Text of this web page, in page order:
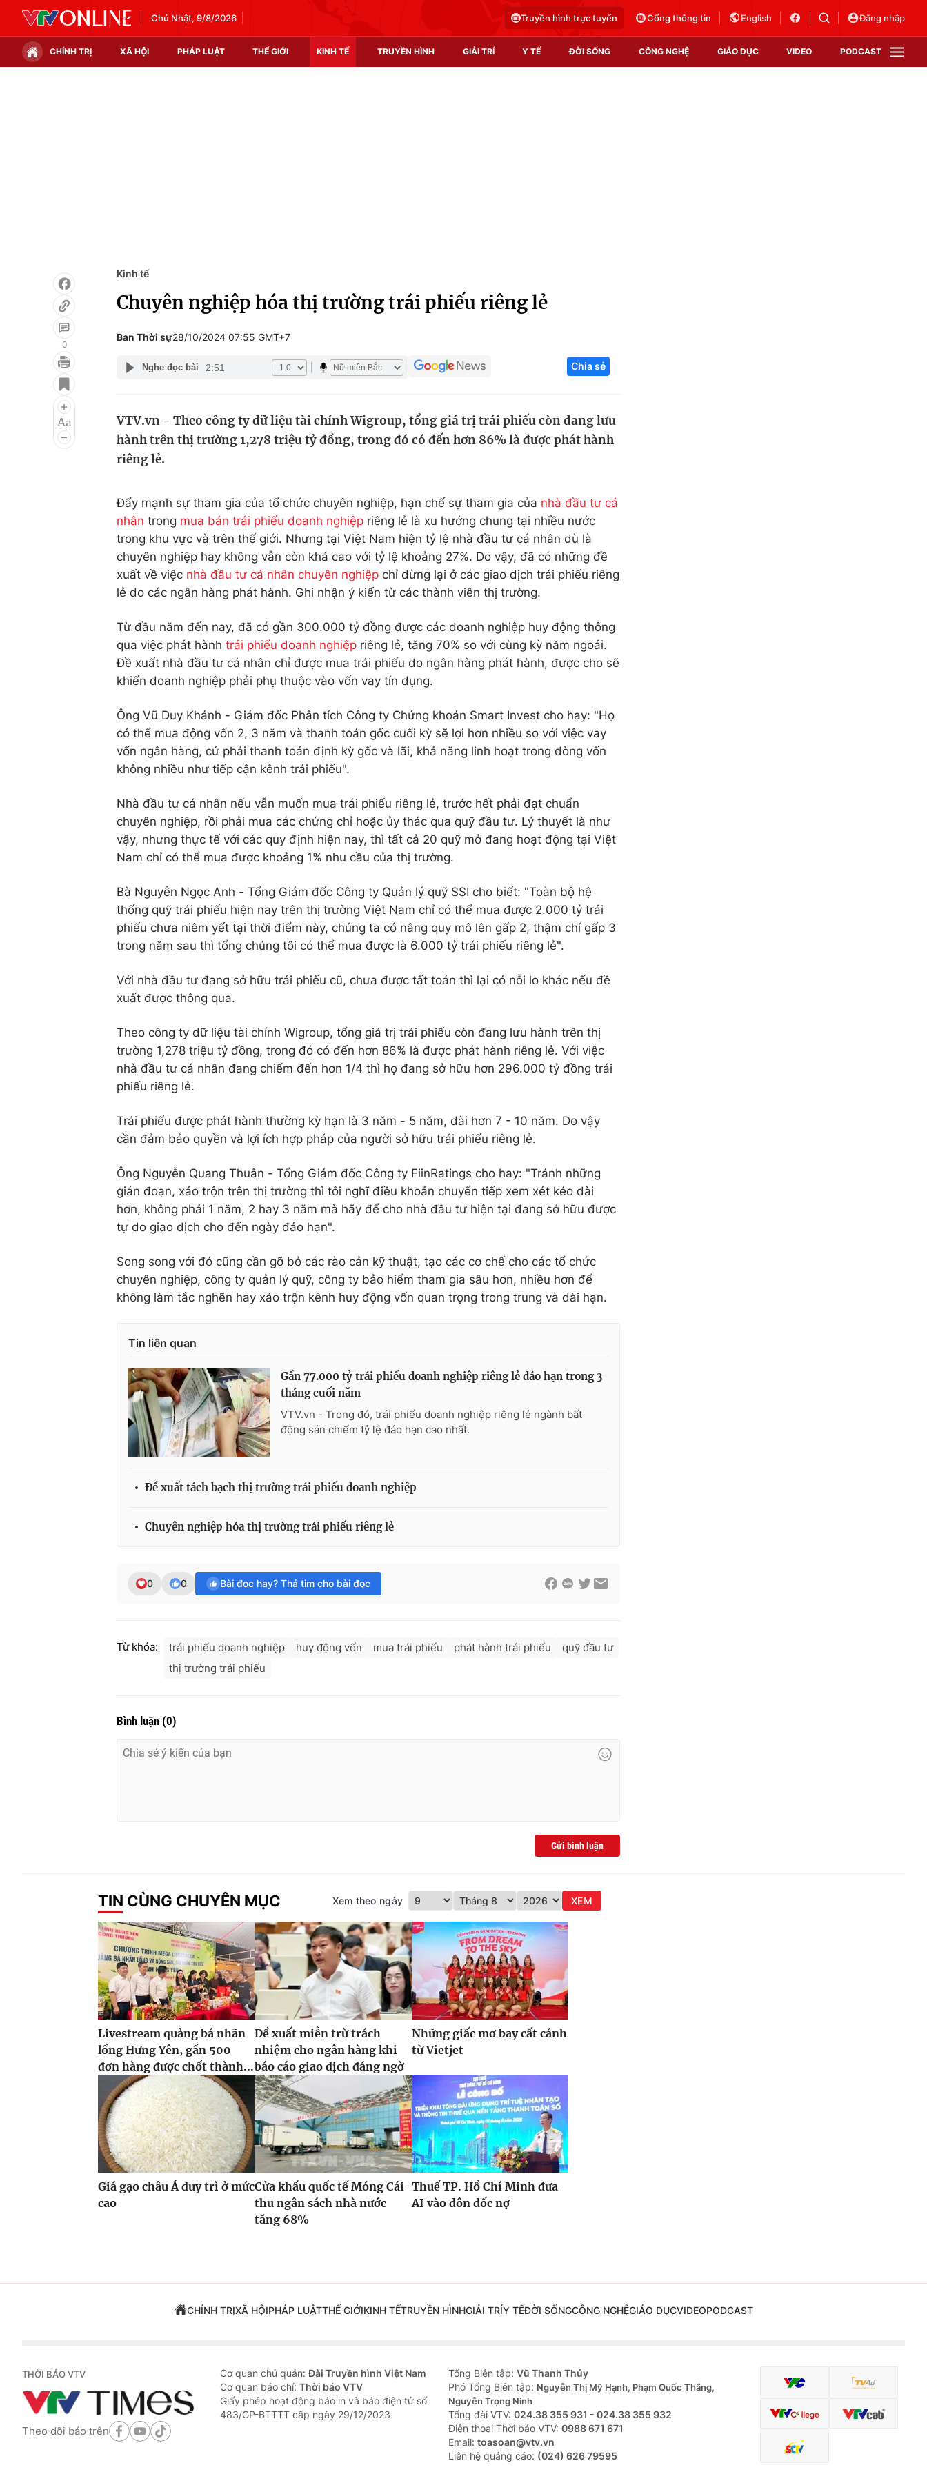
Chủ Nhật, 9/8/2026 Truyền hình trực tuyến Cổng thông tin English Đăng nhập
CHÍNH TRỊ XÃ HỘI PHÁP LUẬT THẾ GIỚI KINH TẾ TRUYỀN HÌNH GIẢI TRÍ Y TẾ ĐỜI SỐNG CÔNG NGHỆ GIÁO DỤC VIDEO PODCAST
Infographic
Điện ảnh
Âm nhạc
Làm đẹp
Giáo dục
Học trực tuyến
Công nghệ
Sản phẩm
0
Kinh tế
Chuyên nghiệp hóa thị trường trái phiếu riêng lẻ
Ban Thời sự28/10/2024 07:55 GMT+7
Nghe đọc bài 2:51 Chia sẻ
VTV.vn - Theo công ty dữ liệu tài chính Wigroup, tổng giá trị trái phiếu còn đang lưu
hành trên thị trường 1,278 triệu tỷ đồng, trong đó có đến hơn 86% là được phát hành
riêng lẻ.
Đẩy mạnh sự tham gia của tổ chức chuyên nghiệp, hạn chế sự tham gia của nhà đầu tư cá
nhân trong mua bán trái phiếu doanh nghiệp riêng lẻ là xu hướng chung tại nhiều nước
trong khu vực và trên thế giới. Nhưng tại Việt Nam hiện tỷ lệ nhà đầu tư cá nhân dù là
chuyên nghiệp hay không vẫn còn khá cao với tỷ lệ khoảng 27%. Do vậy, đã có những đề
xuất về việc nhà đầu tư cá nhân chuyên nghiệp chỉ dừng lại ở các giao dịch trái phiếu riêng
lẻ do các ngân hàng phát hành. Ghi nhận ý kiến từ các thành viên thị trường.
Từ đầu năm đến nay, đã có gần 300.000 tỷ đồng được các doanh nghiệp huy động thông
qua việc phát hành trái phiếu doanh nghiệp riêng lẻ, tăng 70% so với cùng kỳ năm ngoái.
Đề xuất nhà đầu tư cá nhân chỉ được mua trái phiếu do ngân hàng phát hành, được cho sẽ
khiến doanh nghiệp phải phụ thuộc vào vốn vay tín dụng.
Ông Vũ Duy Khánh - Giám đốc Phân tích Công ty Chứng khoán Smart Invest cho hay: "Họ
có thể mua động vốn 2, 3 năm và thanh toán gốc cuối kỳ sẽ lợi hơn nhiều so với việc vay
vốn ngân hàng, cứ phải thanh toán định kỳ gốc và lãi, khả năng linh hoạt trong dòng vốn
không nhiều như tiếp cận kênh trái phiếu".
Nhà đầu tư cá nhân nếu vẫn muốn mua trái phiếu riêng lẻ, trước hết phải đạt chuẩn
chuyên nghiệp, rồi phải mua các chứng chỉ hoặc ủy thác qua quỹ đầu tư. Lý thuyết là như
vậy, nhưng thực tế với các quy định hiện nay, thì tất cả 20 quỹ mở đang hoạt động tại Việt
Nam chỉ có thể mua được khoảng 1% nhu cầu của thị trường.
Bà Nguyễn Ngọc Anh - Tổng Giám đốc Công ty Quản lý quỹ SSI cho biết: "Toàn bộ hệ
thống quỹ trái phiếu hiện nay trên thị trường Việt Nam chỉ có thể mua được 2.000 tỷ trái
phiếu chưa niêm yết tại thời điểm này, chúng ta có nâng quy mô lên gấp 2, thậm chí gấp 3
trong năm sau thì tổng chúng tôi có thể mua được là 6.000 tỷ trái phiếu riêng lẻ".
Với nhà đầu tư đang sở hữu trái phiếu cũ, chưa được tất toán thì lại có nỗi lo khác nếu đề
xuất được thông qua.
Theo công ty dữ liệu tài chính Wigroup, tổng giá trị trái phiếu còn đang lưu hành trên thị
trường 1,278 triệu tỷ đồng, trong đó có đến hơn 86% là được phát hành riêng lẻ. Với việc
nhà đầu tư cá nhân đang chiếm đến hơn 1/4 thì họ đang sở hữu hơn 296.000 tỷ đồng trái
phiếu riêng lẻ.
Trái phiếu được phát hành thường kỳ hạn là 3 năm - 5 năm, dài hơn 7 - 10 năm. Do vậy
cần đảm bảo quyền và lợi ích hợp pháp của người sở hữu trái phiếu riêng lẻ.
Ông Nguyễn Quang Thuân - Tổng Giám đốc Công ty FiinRatings cho hay: "Tránh những
gián đoạn, xáo trộn trên thị trường thì tôi nghĩ điều khoản chuyển tiếp xem xét kéo dài
hơn, không phải 1 năm, 2 hay 3 năm mà hãy để cho nhà đầu tư hiện tại đang sở hữu được
tự do giao dịch cho đến ngày đáo hạn".
Song song với đó cũng cần gỡ bỏ các rào cản kỹ thuật, tạo các cơ chế cho các tổ chức
chuyên nghiệp, công ty quản lý quỹ, công ty bảo hiểm tham gia sâu hơn, nhiều hơn để
không làm tắc nghẽn hay xáo trộn kênh huy động vốn quan trọng trong trung và dài hạn.
Tin liên quan
Gần 77.000 tỷ trái phiếu doanh nghiệp riêng lẻ đáo hạn trong 3
tháng cuối năm
VTV.vn - Trong đó, trái phiếu doanh nghiệp riêng lẻ ngành bất
động sản chiếm tỷ lệ đáo hạn cao nhất.
Đề xuất tách bạch thị trường trái phiếu doanh nghiệp
Chuyên nghiệp hóa thị trường trái phiếu riêng lẻ
0 0 Bài đọc hay? Thả tim cho bài đọc
Từ khóa: trái phiếu doanh nghiệp huy động vốn mua trái phiếu phát hành trái phiếu
quỹ đầu tư
thị trường trái phiếu
Bình luận (0)
Gửi bình luận
TIN CÙNG CHUYÊN MỤC Xem theo ngày XEM
Livestream quảng bá nhãn
lồng Hưng Yên, gần 500
đơn hàng được chốt thành...
Đề xuất miễn trừ trách
nhiệm cho ngân hàng khi
báo cáo giao dịch đáng ngờ
Những giấc mơ bay cất cánh
từ Vietjet
Giá gạo châu Á duy trì ở mức
cao
Cửa khẩu quốc tế Móng Cái
thu ngân sách nhà nước
tăng 68%
Thuế TP. Hồ Chí Minh đưa
AI vào đôn đốc nợ
CHÍNH TRỊXÃ HỘIPHÁP LUẬTTHẾ GIỚIKINH TẾTRUYỀN HÌNHGIẢI TRÍY TẾĐỜI SỐNGCÔNG NGHỆGIÁO DỤCVIDEOPODCAST
THỜI BÁO VTV
Theo dõi báo trên
Cơ quan chủ quản:Đài Truyền hình Việt Nam
Cơ quan báo chí: Thời báo VTV
Giấy phép hoạt động báo in và báo điện tử số
483/GP-BTTTT cấp ngày 29/12/2023
Tổng Biên tập: Vũ Thanh Thủy
Phó Tổng Biên tập: Nguyễn Thị Mỹ Hạnh, Phạm Quốc Thắng,
Nguyễn Trọng Ninh
Tổng đài VTV: 024.38 355 931 - 024.38 355 932
Ðiện thoại Thời báo VTV: 0988 671 671
Email: toasoan@vtv.vn
Liên hệ quảng cáo: (024) 626 79595